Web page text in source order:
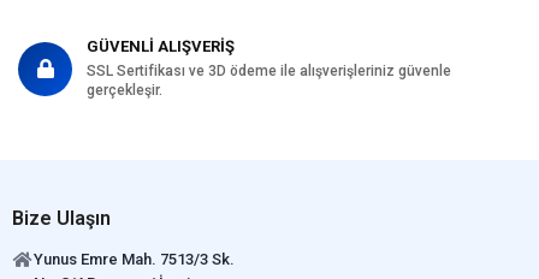
GÜVENLİ ALIŞVERİŞ
SSL Sertifikası ve 3D ödeme ile alışverişleriniz güvenle
gerçekleşir.
Bize Ulaşın
Yunus Emre Mah. 7513/3 Sk.